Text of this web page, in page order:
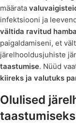
määrata
infektsiooni ja
vältida ravitud
paigaldamiseni, et
järelhooldusjuhiste
taastumise. Nüüd
kiireks ja valutuks
Olulised
taastumiseks